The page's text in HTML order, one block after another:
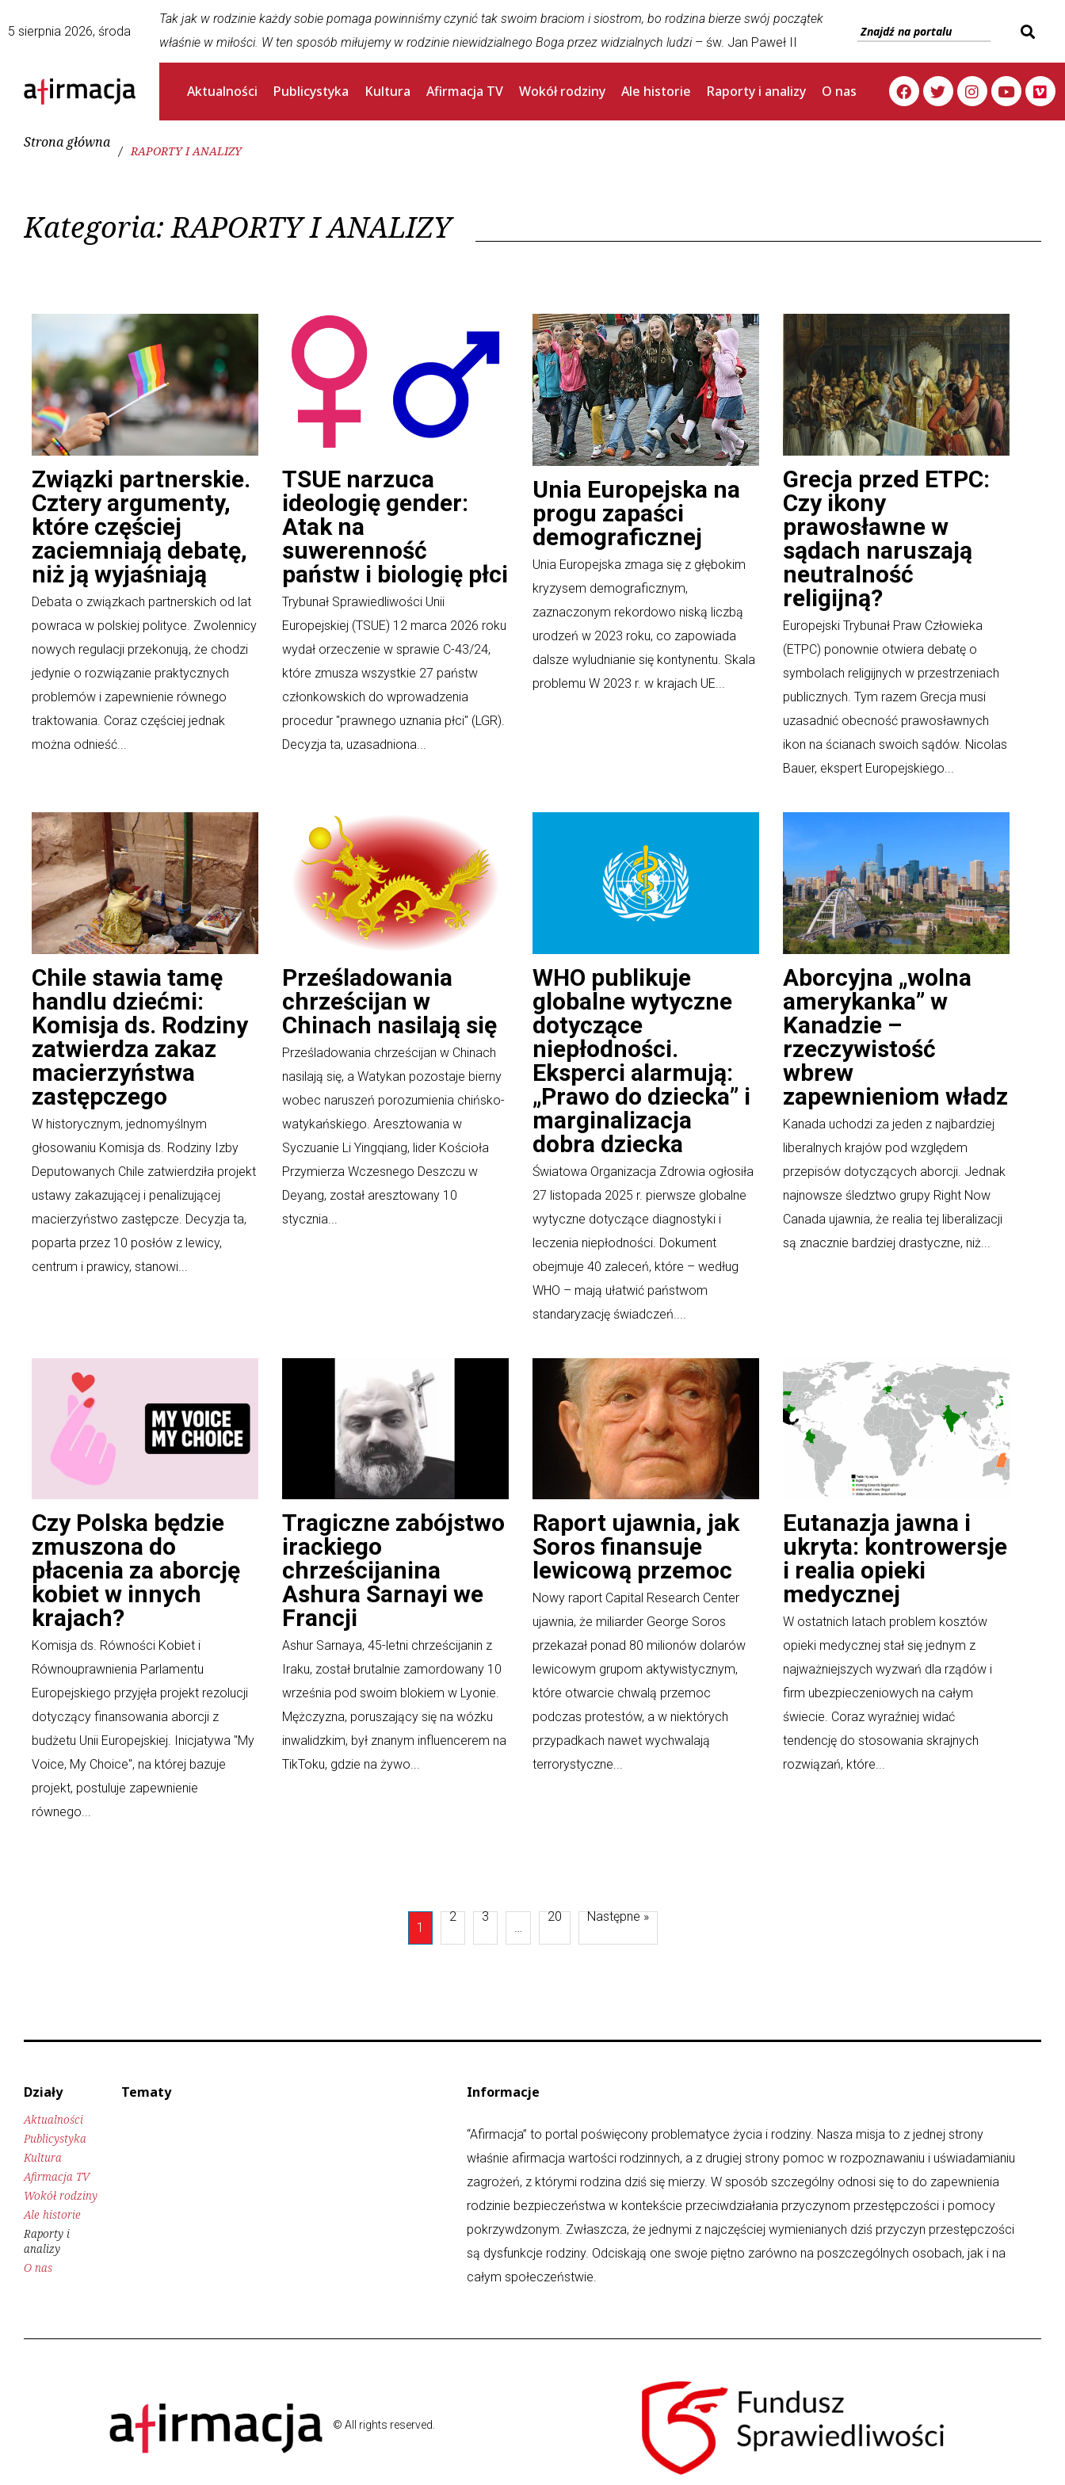
5 sierpnia 2026, środa
Tak jak w rodzinie każdy sobie pomaga powinniśmy czynić tak swoim braciom i siostrom, bo rodzina bierze swój początek
właśnie w miłości. W ten sposób miłujemy w rodzinie niewidzialnego Boga przez widzialnych ludzi– św. Jan Paweł II
Aktualności Publicystyka Kultura Afirmacja TV Wokół rodziny Ale historie Raporty i analizy O nas
Strona główna
/ RAPORTY I ANALIZY
Kategoria:RAPORTY I ANALIZY
Związki partnerskie.
Cztery argumenty,
które częściej
zaciemniają debatę,
niż ją wyjaśniają
Debata o związkach partnerskich od lat
powraca w polskiej polityce. Zwolennicy
nowych regulacji przekonują, że chodzi
jedynie o rozwiązanie praktycznych
problemów i zapewnienie równego
traktowania. Coraz częściej jednak
można odnieść...
TSUE narzuca
ideologię gender:
Atak na
suwerenność
państw i biologię płci
Trybunał Sprawiedliwości Unii
Europejskiej (TSUE) 12 marca 2026 roku
wydał orzeczenie w sprawie C-43/24,
które zmusza wszystkie 27 państw
członkowskich do wprowadzenia
procedur "prawnego uznania płci" (LGR).
Decyzja ta, uzasadniona...
Unia Europejska na
progu zapaści
demograficznej
Unia Europejska zmaga się z głębokim
kryzysem demograficznym,
zaznaczonym rekordowo niską liczbą
urodzeń w 2023 roku, co zapowiada
dalsze wyludnianie się kontynentu. Skala
problemu W 2023 r. w krajach UE...
Grecja przed ETPC:
Czy ikony
prawosławne w
sądach naruszają
neutralność
religijną?
Europejski Trybunał Praw Człowieka
(ETPC) ponownie otwiera debatę o
symbolach religijnych w przestrzeniach
publicznych. Tym razem Grecja musi
uzasadnić obecność prawosławnych
ikon na ścianach swoich sądów. Nicolas
Bauer, ekspert Europejskiego...
Chile stawia tamę
handlu dziećmi:
Komisja ds. Rodziny
zatwierdza zakaz
macierzyństwa
zastępczego
W historycznym, jednomyślnym
głosowaniu Komisja ds. Rodziny Izby
Deputowanych Chile zatwierdziła projekt
ustawy zakazującej i penalizującej
macierzyństwo zastępcze. Decyzja ta,
poparta przez 10 posłów z lewicy,
centrum i prawicy, stanowi...
Prześladowania
chrześcijan w
Chinach nasilają się
Prześladowania chrześcijan w Chinach
nasilają się, a Watykan pozostaje bierny
wobec naruszeń porozumienia chińsko-
watykańskiego.​ Aresztowania w
Syczuanie Li Yingqiang, lider Kościoła
Przymierza Wczesnego Deszczu w
Deyang, został aresztowany 10
stycznia...
WHO publikuje
globalne wytyczne
dotyczące
niepłodności.
Eksperci alarmują:
„Prawo do dziecka” i
marginalizacja
dobra dziecka
Światowa Organizacja Zdrowia ogłosiła
27 listopada 2025 r. pierwsze globalne
wytyczne dotyczące diagnostyki i
leczenia niepłodności. Dokument
obejmuje 40 zaleceń, które – według
WHO – mają ułatwić państwom
standaryzację świadczeń....
Aborcyjna „wolna
amerykanka” w
Kanadzie –
rzeczywistość
wbrew
zapewnieniom władz
Kanada uchodzi za jeden z najbardziej
liberalnych krajów pod względem
przepisów dotyczących aborcji. Jednak
najnowsze śledztwo grupy Right Now
Canada ujawnia, że realia tej liberalizacji
są znacznie bardziej drastyczne, niż...
Czy Polska będzie
zmuszona do
płacenia za aborcję
kobiet w innych
krajach?
Komisja ds. Równości Kobiet i
Równouprawnienia Parlamentu
Europejskiego przyjęła projekt rezolucji
dotyczący finansowania aborcji z
budżetu Unii Europejskiej. Inicjatywa "My
Voice, My Choice", na której bazuje
projekt, postuluje zapewnienie
równego...
Tragiczne zabójstwo
irackiego
chrześcijanina
Ashura Sarnayi we
Francji
Ashur Sarnaya, 45-letni chrześcijanin z
Iraku, został brutalnie zamordowany 10
września pod swoim blokiem w Lyonie.
Mężczyzna, poruszający się na wózku
inwalidzkim, był znanym influencerem na
TikToku, gdzie na żywo...
Raport ujawnia, jak
Soros finansuje
lewicową przemoc
Nowy raport Capital Research Center
ujawnia, że miliarder George Soros
przekazał ponad 80 milionów dolarów
lewicowym grupom aktywistycznym,
które otwarcie chwalą przemoc
podczas protestów, a w niektórych
przypadkach nawet wychwalają
terrorystyczne...
Eutanazja jawna i
ukryta: kontrowersje
i realia opieki
medycznej
W ostatnich latach problem kosztów
opieki medycznej stał się jednym z
najważniejszych wyzwań dla rządów i
firm ubezpieczeniowych na całym
świecie. Coraz wyraźniej widać
tendencję do stosowania skrajnych
rozwiązań, które...
1
2 3
…
20 Następne »
Działy
Aktualności
Publicystyka
Kultura
Afirmacja TV
Wokół rodziny
Ale historie
Raporty i
analizy
O nas
Tematy Informacje
“Afirmacja” to portal poświęcony problematyce życia i rodziny. Nasza misja to z jednej strony
właśnie afirmacja wartości rodzinnych, a z drugiej strony pomoc w rozpoznawaniu i uświadamianiu
zagrożeń, z którymi rodzina dziś się mierzy. W sposób szczególny odnosi się to do zapewnienia
rodzinie bezpieczeństwa w kontekście przeciwdziałania przyczynom przestępczości i pomocy
pokrzywdzonym. Zwłaszcza, że jednymi z najczęściej wymienianych dziś przyczyn przestępczości
są dysfunkcje rodziny. Odciskają one swoje piętno zarówno na poszczególnych osobach, jak i na
całym społeczeństwie.
© All rights reserved.